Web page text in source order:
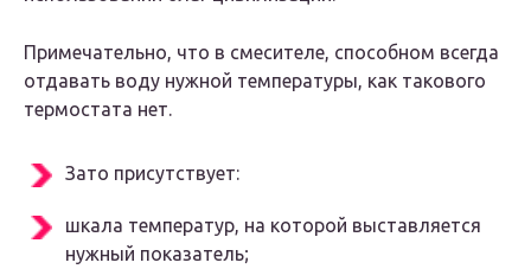
Примечательно, что в смесителе, способном всегда
отдавать воду нужной температуры, как такового
термостата нет.
Зато присутствует:
шкала температур, на которой выставляется
нужный показатель;